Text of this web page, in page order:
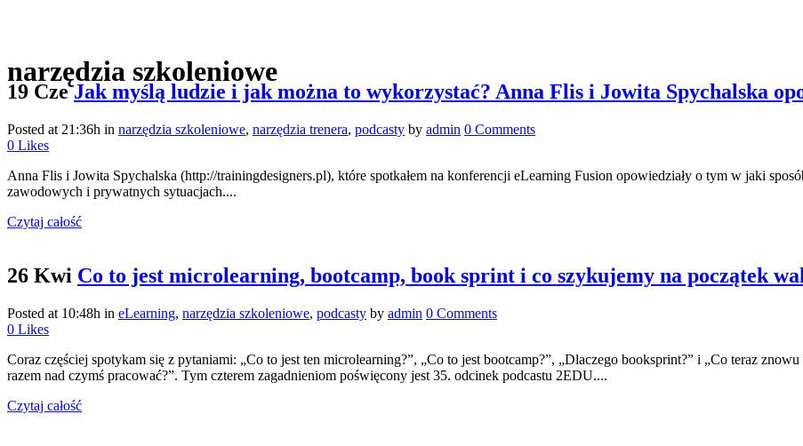
narzędzia szkoleniowe
19 Cze Jak myślą ludzie i jak można to wykorzystać? Anna Flis i Jowita Spychalska
Posted at 21:36h in narzędzia szkoleniowe, narzędzia trenera, podcasty by admin 0 Comments
0 Likes
Anna Flis i Jowita Spychalska (http://trainingdesigners.pl), które spotkałem na konferencji eLearning Fusion opowiedziały o tym w jaki
zawodowych i prywatnych sytuacjach....
Czytaj całość
26 Kwi Co to jest microlearning, bootcamp, book sprint i co szykujemy na początek
Posted at 10:48h in eLearning, narzędzia szkoleniowe, podcasty by admin 0 Comments
0 Likes
Coraz częściej spotykam się z pytaniami: „Co to jest ten microlearning?”, „Co to jest bootcamp?”, „Dlaczego booksprint?” i „Co teraz
razem nad czymś pracować?”. Tym czterem zagadnieniom poświęcony jest 35. odcinek podcastu 2EDU....
Czytaj całość